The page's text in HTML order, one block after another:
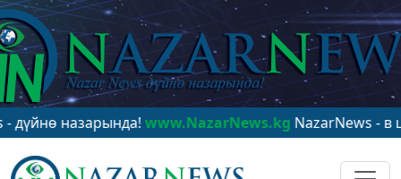
назарында!www.NazarNews.kgNazarNews - в